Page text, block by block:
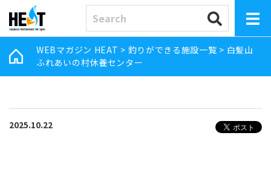
WEBマガジン HEAT > 釣りができる施設一覧 > 白髪山
ふれあいの村休養センター
2025.10.22